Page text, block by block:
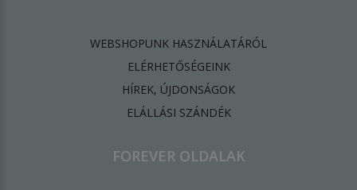
WEBSHOPUNK HASZNÁLATÁRÓL
ELÉRHETŐSÉGEINK
HÍREK, ÚJDONSÁGOK
ELÁLLÁSI SZÁNDÉK
FOREVER OLDALAK